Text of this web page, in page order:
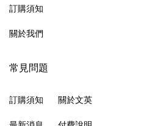
訂購須知
關於我們
常見問題
訂購須知 關於文英